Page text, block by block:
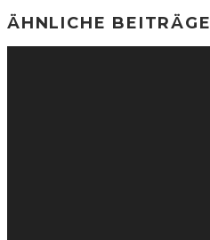
ÄHNLICHE BEITRÄGE